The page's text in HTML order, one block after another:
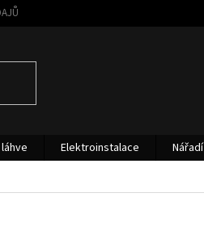
Elektroinstalace Nářadí